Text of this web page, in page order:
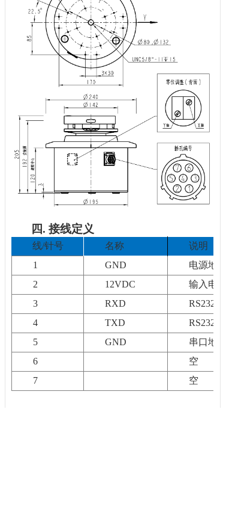
四. 接线定义
线/针号 名称
说明
1
GND
电源地
2
12VDC
输入电源
3
RXD RS232
4
TXD RS232
5
GND
串口地
6
空
7
空